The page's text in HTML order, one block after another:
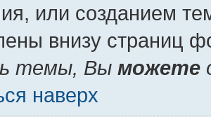
или созданием
внизу страниц
темы, Вы можете
наверх